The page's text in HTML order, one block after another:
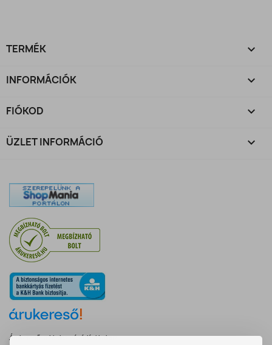
TERMÉK 
INFORMÁCIÓK 
FIÓKOD 
ÜZLET INFORMÁCIÓ keyboard_arrow_down
Árukereső, a hiteles vásárlási kalauz